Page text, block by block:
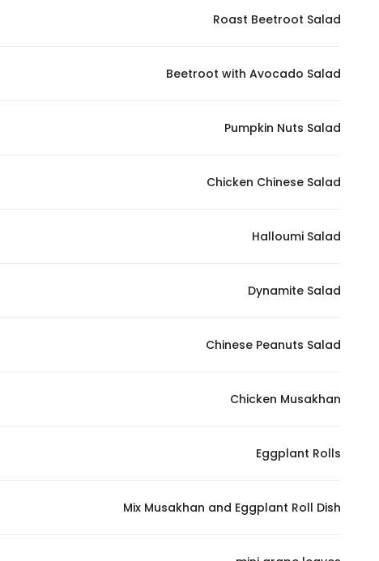
Roast Beetroot Salad
Beetroot with Avocado Salad
Pumpkin Nuts Salad
Chicken Chinese Salad
Halloumi Salad
Dynamite Salad
Chinese Peanuts Salad
Chicken Musakhan
Eggplant Rolls
Mix Musakhan and Eggplant Roll Dish